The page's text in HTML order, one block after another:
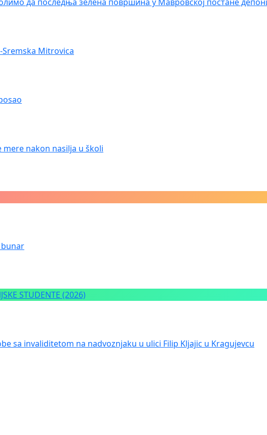
Mitrovica
nakon nasilja u školi
STUDENTE (2026)
sa invaliditetom na nadvoznjaku u ulici Filip Kljajic u Kragujevcu